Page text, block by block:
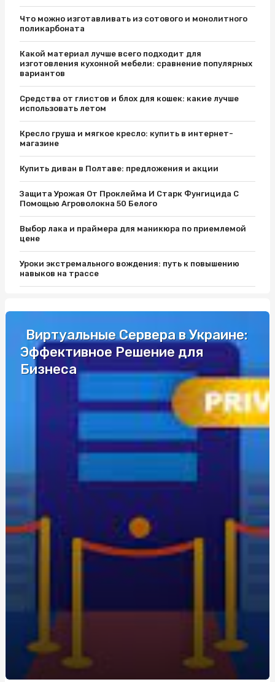
Что можно изготавливать из сотового и монолитного
поликарбоната
Какой материал лучше всего подходит для
изготовления кухонной мебели: сравнение популярных
вариантов
Средства от глистов и блох для кошек: какие лучше
использовать летом
Кресло груша и мягкое кресло: купить в интернет-
магазине
Купить диван в Полтаве: предложения и акции
Защита Урожая От Проклейма И Старк Фунгицида С
Помощью Агроволокна 50 Белого
Выбор лака и праймера для маникюра по приемлемой
цене
Уроки экстремального вождения: путь к повышению
навыков на трассе
Разборки Субару: Как Найти Нужные Запчасти
Промышленные светильники и автоматы Шнайдер по
Уроки экстремального вождения: путь к повышению
Одноразовая электронная сигарета: удобство и
экономия для новичков
Живокост мазь: где купить и по какой цене?
та безпеку
Метандростенолон: використання та ефекти у
Восстановление Вашей Ванны: Как выбрать и
Papa-Vann.com
Продажа туринабола онлайн в Киеве: steroidon.com
предлагает лучшие стероиды
Виртуальные Сервера в Украине:
Эффективное Решение для
Бизнеса